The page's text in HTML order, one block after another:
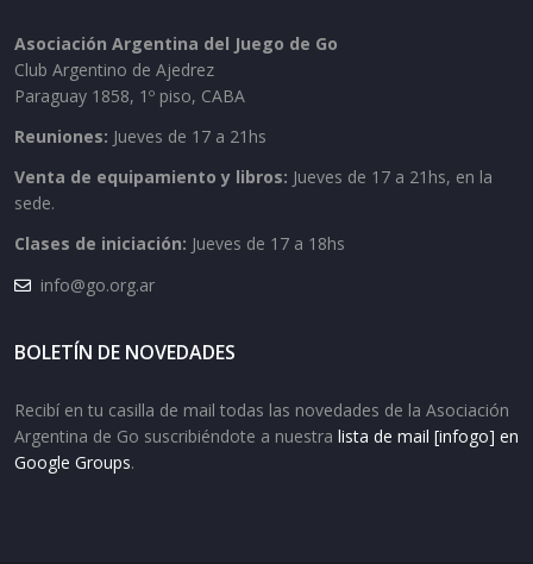
Asociación Argentina del Juego de Go
Club Argentino de Ajedrez
Paraguay 1858, 1º piso, CABA
Reuniones: Jueves de 17 a 21hs
Venta de equipamiento y libros: Jueves de 17 a 21hs, en la
sede.
Clases de iniciación: Jueves de 17 a 18hs
info@go.org.ar
BOLETÍN DE NOVEDADES
Recibí en tu casilla de mail todas las novedades de la Asociación
Argentina de Go suscribiéndote a nuestra lista de mail [infogo] en
Google Groups.